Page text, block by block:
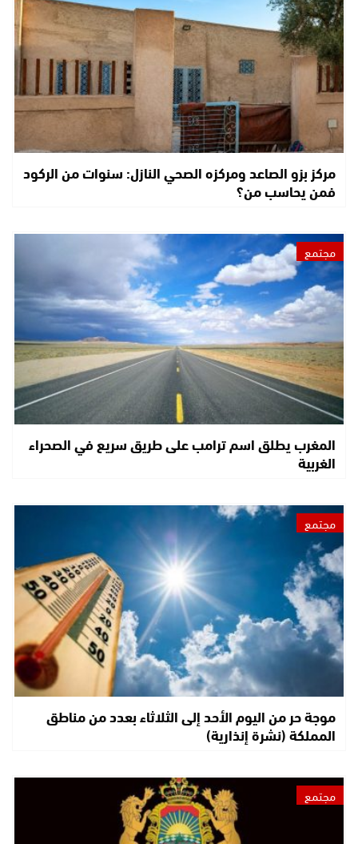
مركز بزو الصاعد ومركزه الصحي النازل: سنوات من الركود
فمن يحاسب من؟
مجتمع
المغرب يطلق اسم ترامب على طريق سريع في الصحراء
الغربية
مجتمع
موجة حر من اليوم الأحد إلى الثلاثاء بعدد من مناطق
المملكة (نشرة إنذارية)
مجتمع